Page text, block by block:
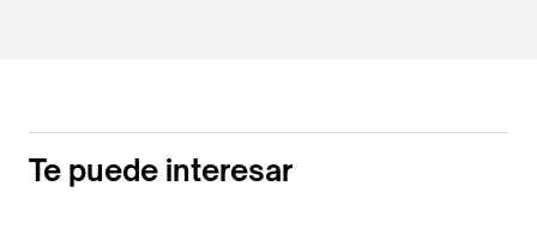
Te puede interesar